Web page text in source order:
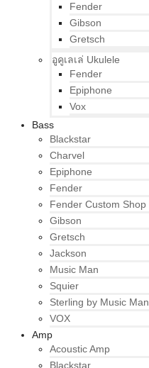
Fender
Gibson
Gretsch
อูคูเลเล่ Ukulele
Fender
Epiphone
Vox
Bass
Blackstar
Charvel
Epiphone
Fender
Fender Custom Shop
Gibson
Gretsch
Jackson
Music Man
Squier
Sterling by Music Man
VOX
Amp
Acoustic Amp
Blackstar